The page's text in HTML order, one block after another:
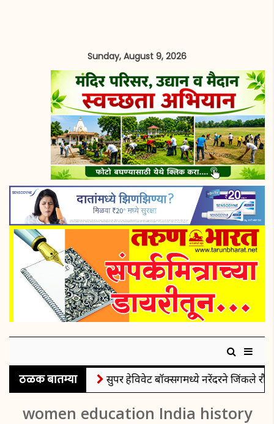
Sunday, August 9, 2026
ठळक बातम्या सुपर हेविवेट बॉक्सिंगमध्ये नरेंदरने जिंकले
women education India history